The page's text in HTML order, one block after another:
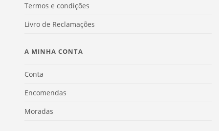
Termos e condições
Livro de Reclamações
A MINHA CONTA
Conta
Encomendas
Moradas